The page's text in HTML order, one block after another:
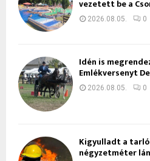
vezetett be a
2026.08.05. 0
Idén is
Emlékversenyt
2026.08.05. 0
Kigyulladt a
négyzetméter